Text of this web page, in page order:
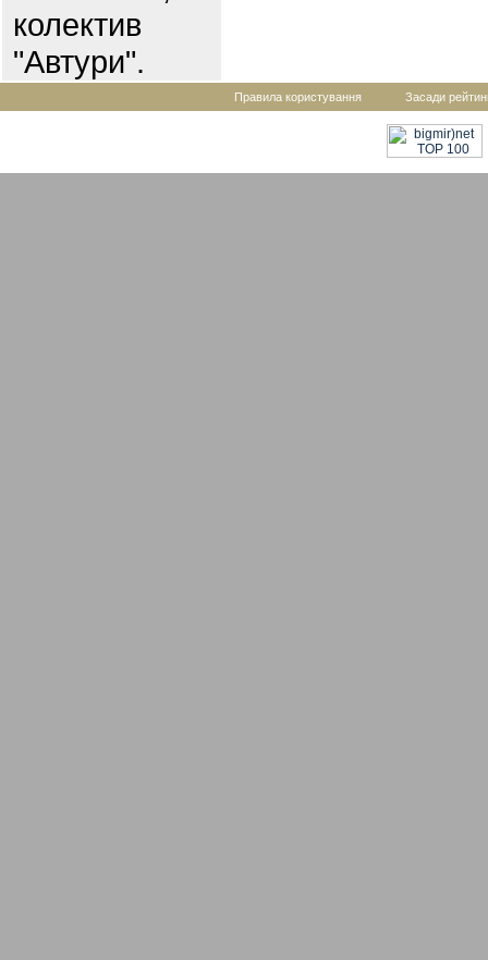
колектив
"Автури".
Правила користування Засади